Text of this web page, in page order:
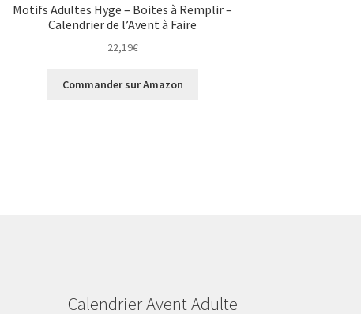
Motifs Adultes Hyge – Boites à Remplir –
Calendrier de l’Avent à Faire
22,19€
Commander sur Amazon
Calendrier Avent Adulte